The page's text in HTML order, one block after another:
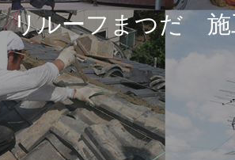
リルーフまつだ 施